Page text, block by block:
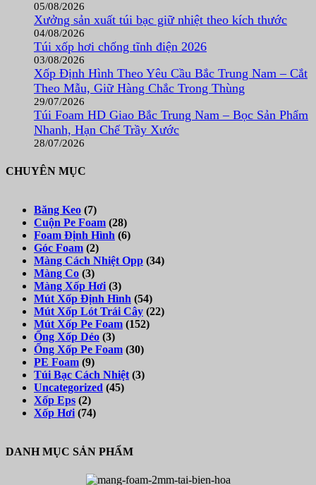
05/08/2026
Xưởng sản xuất túi bạc giữ nhiệt theo kích thước
04/08/2026
Túi xốp hơi chống tĩnh điện 2026
03/08/2026
Xốp Định Hình Theo Yêu Cầu Bắc Trung Nam – Cắt
Theo Mẫu, Giữ Hàng Chắc Trong Thùng
29/07/2026
Túi Foam HD Giao Bắc Trung Nam – Bọc Sản Phẩm
Nhanh, Hạn Chế Trầy Xước
28/07/2026
CHUYÊN MỤC
Băng Keo (7)
Cuộn Pe Foam (28)
Foam Định Hình (6)
Góc Foam (2)
Màng Cách Nhiệt Opp (34)
Màng Co (3)
Màng Xốp Hơi (3)
Mút Xốp Định Hình (54)
Mút Xốp Lót Trái Cây (22)
Mút Xốp Pe Foam (152)
Ống Xốp Dẻo (3)
Ống Xốp Pe Foam (30)
PE Foam (9)
Túi Bạc Cách Nhiệt (3)
Uncategorized (45)
Xốp Eps (2)
Xốp Hơi (74)
DANH MỤC SẢN PHẨM